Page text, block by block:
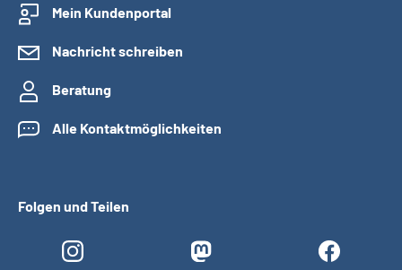
Mein Kundenportal
Nachricht schreiben
Beratung
Alle Kontaktmöglichkeiten
Folgen und Teilen